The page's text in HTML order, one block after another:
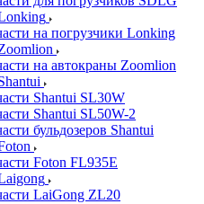
на погрузчики Lonking
на автокраны Zoomlion
Shantui SL30W
Shantui SL50W-2
бульдозеров Shantui
Foton FL935E
LaiGong ZL20